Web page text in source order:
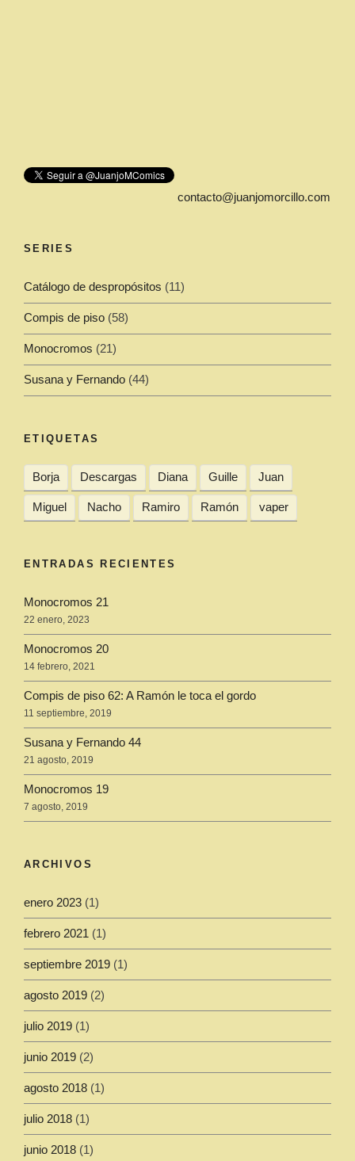
contacto@juanjomorcillo.com
SERIES
Catálogo de despropósitos (11)
Compis de piso (58)
Monocromos (21)
Susana y Fernando (44)
ETIQUETAS
Borja Descargas Diana Guille Juan
Miguel Nacho Ramiro Ramón vaper
ENTRADAS RECIENTES
Monocromos 21
22 enero, 2023
Monocromos 20
14 febrero, 2021
Compis de piso 62: A Ramón le toca el gordo
11 septiembre, 2019
Susana y Fernando 44
21 agosto, 2019
Monocromos 19
7 agosto, 2019
ARCHIVOS
enero 2023 (1)
febrero 2021 (1)
septiembre 2019 (1)
agosto 2019 (2)
julio 2019 (1)
junio 2019 (2)
agosto 2018 (1)
julio 2018 (1)
junio 2018 (1)